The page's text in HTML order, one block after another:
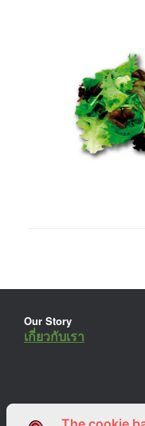
Our Story
เกี่ยวกับเรา